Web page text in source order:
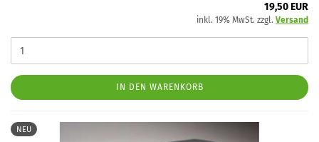
19,50 EUR
inkl. 19% MwSt. zzgl. Versand
IN DEN WARENKORB
NEU